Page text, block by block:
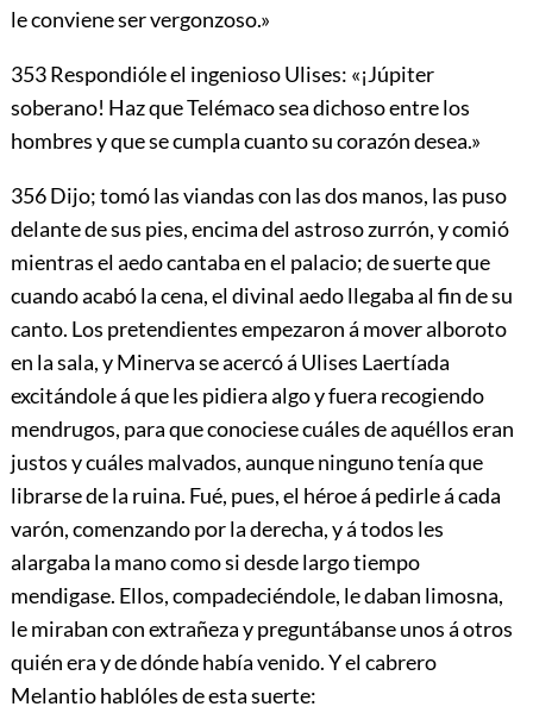
le conviene ser vergonzoso.»
353Respondióle el ingenioso Ulises: «¡Júpiter
soberano! Haz que Telémaco sea dichoso entre los
hombres y que se cumpla cuanto su corazón desea.»
356Dijo; tomó las viandas con las dos manos, las puso
delante de sus pies, encima del astroso zurrón, y comió
mientras el aedo cantaba en el palacio; de suerte que
cuando acabó la cena, el divinal aedo llegaba al fin de su
canto. Los pretendientes empezaron á mover alboroto
en la sala, y Minerva se acercó á Ulises Laertíada
excitándole á que les pidiera algo y fuera recogiendo
mendrugos, para que conociese cuáles de aquéllos eran
justos y cuáles malvados, aunque ninguno tenía que
librarse de la ruina. Fué, pues, el héroe á pedirle á cada
varón, comenzando por la derecha, y á todos les
alargaba la mano como si desde largo tiempo
mendigase. Ellos, compadeciéndole, le daban limosna,
le miraban con extrañeza y preguntábanse unos á otros
quién era y de dónde había venido. Y el cabrero
Melantio hablóles de esta suerte: